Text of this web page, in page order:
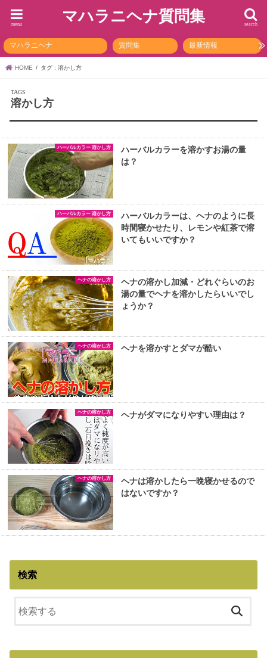
マハラニヘナ質問集 search
menu
マハラニヘナ 質問集 最新情報
HOME タグ : 溶かし方
溶かし方
ハーバルカラー 溶かし方
ハーバルカラーを溶かすお湯の量
は？
ハーバルカラー 溶かし方
ハーバルカラーは、ヘナのように長
時間寝かせたり、レモンや紅茶で溶
いてもいいですか？
ヘナの溶かし方
ヘナの溶かし加減・どれぐらいのお
湯の量でヘナを溶かしたらいいでし
ょうか？
ヘナの溶かし方 ヘナを溶かすとダマが酷い
ヘナの溶かし方 ヘナがダマになりやすい理由は？
ヘナの溶かし方
ヘナは溶かしたら一晩寝かせるので
はないですか？
検索